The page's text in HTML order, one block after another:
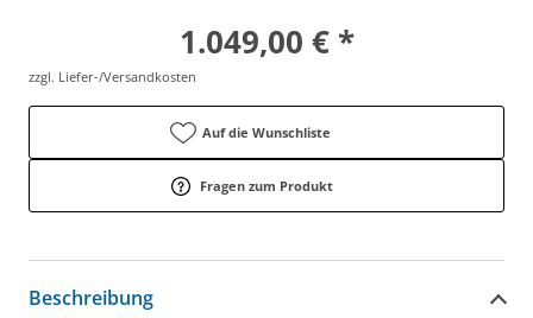
1.049,00 € *
zzgl. Liefer-/Versandkosten
Auf die Wunschliste
Fragen zum Produkt
Beschreibung